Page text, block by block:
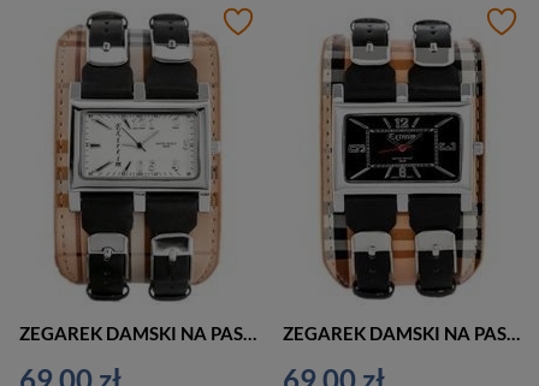
69,00 zł 69,00 zł